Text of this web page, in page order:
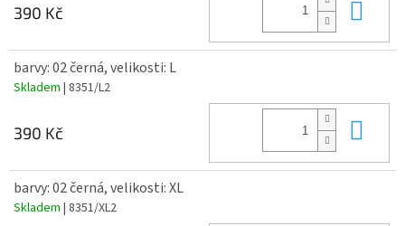
390 Kč
barvy: 02 černá, velikosti: L
Skladem | 8351/L2
390 Kč
barvy: 02 černá, velikosti: XL
Skladem | 8351/XL2